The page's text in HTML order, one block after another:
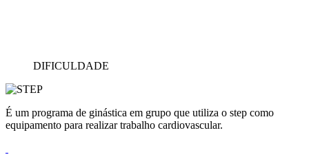
DIFICULDADE
É um programa de ginástica em grupo que utiliza o step como
equipamento para realizar trabalho cardiovascular.